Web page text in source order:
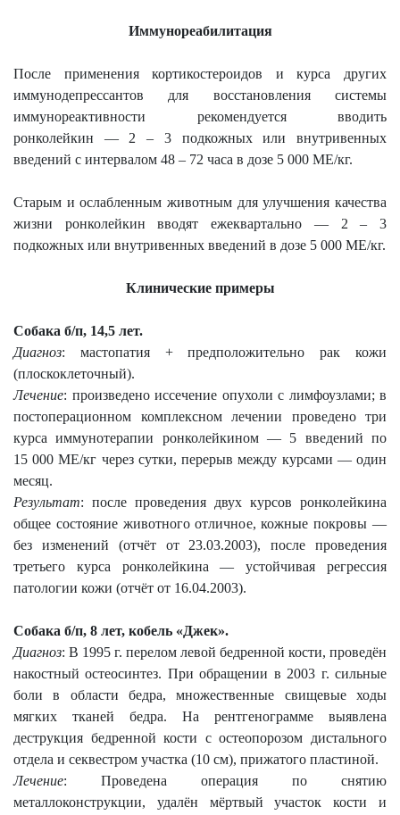
Иммунореабилитация
После применения кортикостероидов и курса других
иммунодепрессантов для восстановления системы
иммунореактивности рекомендуется вводить
ронколейкин — 2 – 3 подкожных или внутривенных
введений с интервалом 48 – 72 часа в дозе 5 000 МЕ/кг.
Старым и ослабленным животным для улучшения качества
жизни ронколейкин вводят ежеквартально — 2 – 3
подкожных или внутривенных введений в дозе 5 000 МЕ/кг.
Клинические примеры
Собака б/п, 14,5 лет.
Диагноз: мастопатия + предположительно рак кожи
(плоскоклеточный).
Лечение: произведено иссечение опухоли с лимфоузлами; в
постоперационном комплексном лечении проведено три
курса иммунотерапии ронколейкином — 5 введений по
15 000 МЕ/кг через сутки, перерыв между курсами — один
месяц.
Результат: после проведения двух курсов ронколейкина
общее состояние животного отличное, кожные покровы —
без изменений (отчёт от 23.03.2003), после проведения
третьего курса ронколейкина — устойчивая регрессия
патологии кожи (отчёт от 16.04.2003).
Собака б/п, 8 лет, кобель «Джек».
Диагноз: В 1995 г. перелом левой бедренной кости, проведён
накостный остеосинтез. При обращении в 2003 г. сильные
боли в области бедра, множественные свищевые ходы
мягких тканей бедра. На рентгенограмме выявлена
деструкция бедренной кости с остеопорозом дистального
отдела и секвестром участка (10 см), прижатого пластиной.
Лечение: Проведена операция по снятию
металлоконструкции, удалён мёртвый участок кости и